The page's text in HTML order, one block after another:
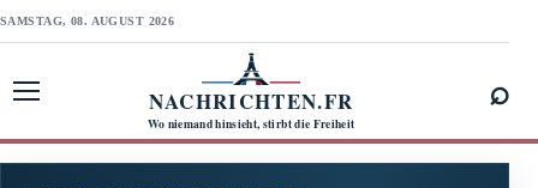
SAMSTAG, 08. AUGUST 2026
NACHRICHTEN.FR
Wo niemand hinsieht, stirbt die Freiheit
⌕